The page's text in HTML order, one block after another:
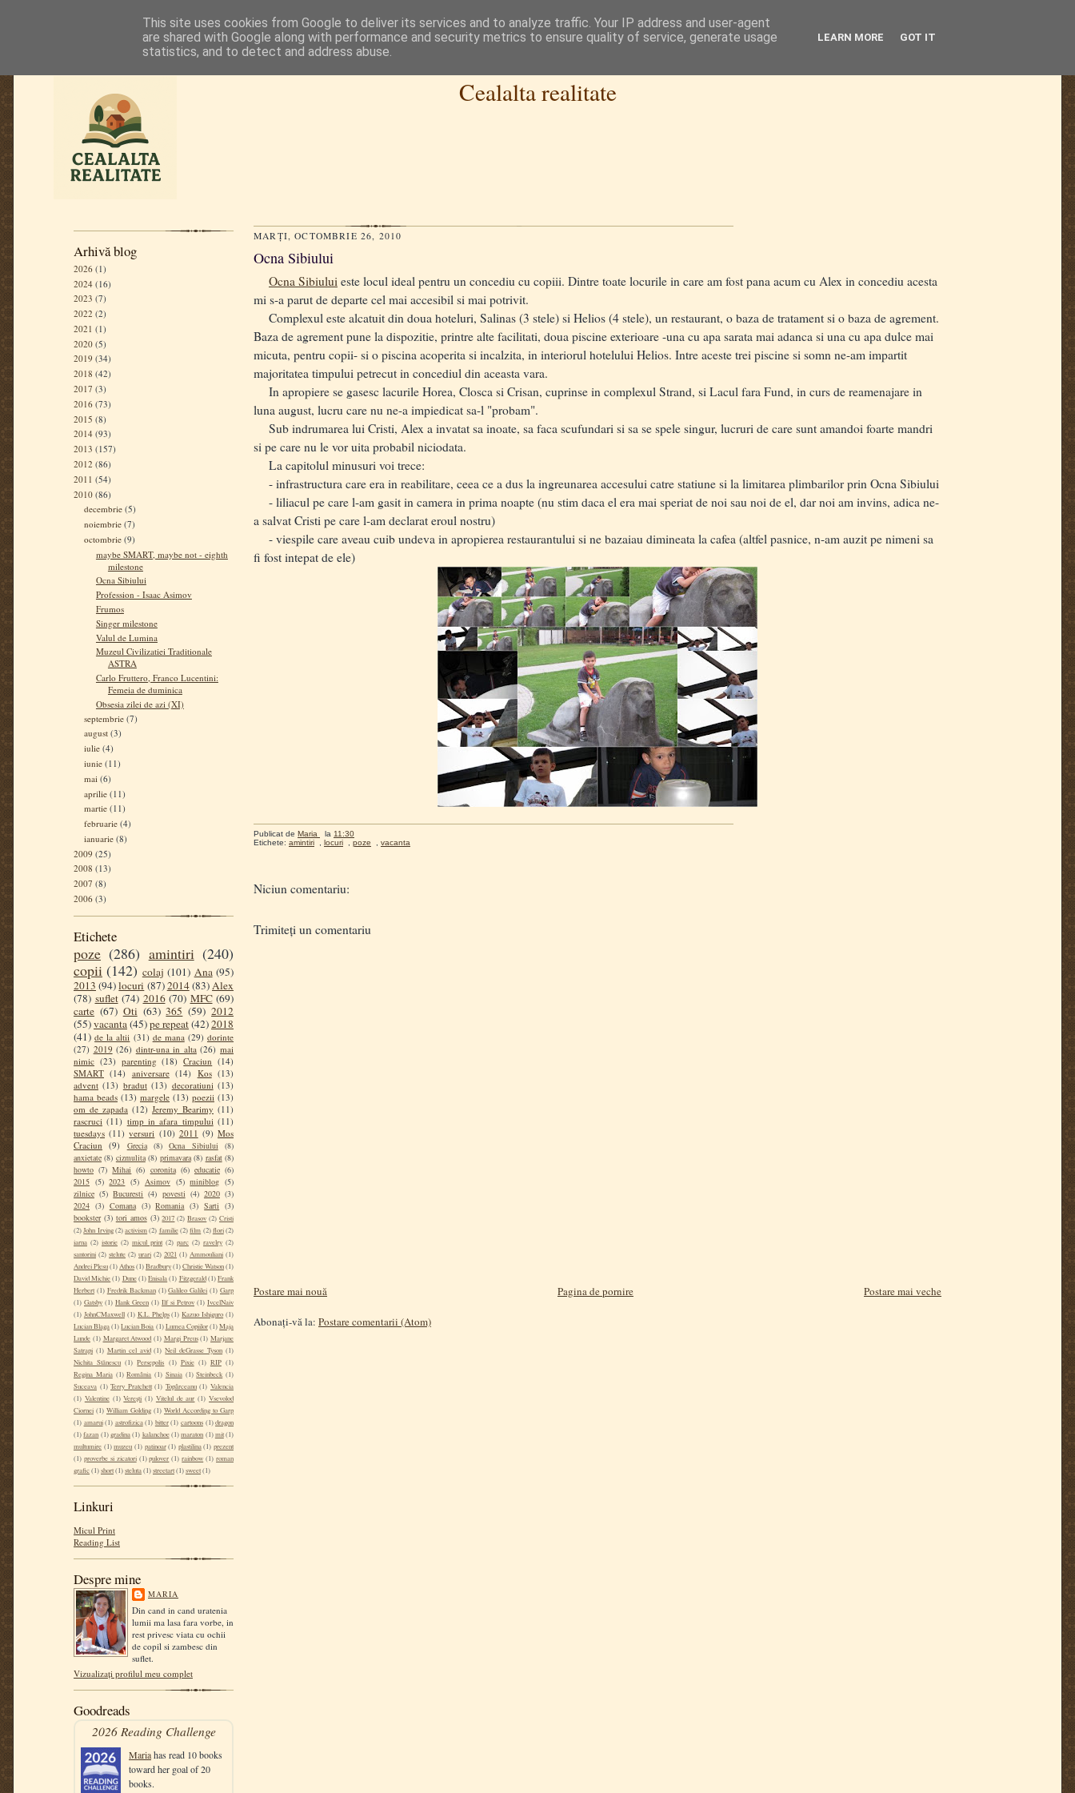
Cealalta realitate
Arhivă blog
2026 (1)
2024 (16)
2023 (7)
2022 (2)
2021 (1)
2020 (5)
2019 (34)
2018 (42)
2017 (3)
2016 (73)
2015 (8)
2014 (93)
2013 (157)
2012 (86)
2011 (54)
2010 (86)
decembrie (5)
noiembrie (7)
octombrie (9)
maybe SMART, maybe not - eighth
milestone
Ocna Sibiului
Profession - Isaac Asimov
Frumos
Singer milestone
Valul de Lumina
Muzeul Civilizatiei Traditionale
ASTRA
Carlo Fruttero, Franco Lucentini:
Femeia de duminica
Obsesia zilei de azi (XI)
septembrie (7)
august (3)
iulie (4)
iunie (11)
mai (6)
aprilie (11)
martie (11)
februarie (4)
ianuarie (8)
2009 (25)
2008 (13)
2007 (8)
2006 (3)
Etichete
poze (286) amintiri (240)
copii (142) colaj (101) Ana (95)
2013 (94)locuri (87)2014(83)Alex
(78) suflet (74) 2016 (70) MFC (69)
carte (67) Oti (63) 365 (59) 2012
(55)vacanta(45)pe repeat(42)2018
(41) de la altii (31) de mana (29) dorinte
(27) 2019 (26) dintr-una in alta (26) mai
nimic (23) parenting (18) Craciun (14)
SMART (14) aniversare (14) Kos (13)
advent (13) bradut (13) decoratiuni (13)
hama beads (13) margele (13) poezii (13)
om de zapada (12) Jeremy Bearimy (11)
rascruci (11) timp in afara timpului (11)
tuesdays (11) versuri (10) 2011 (9) Mos
Craciun
(9) Grecia (8) Ocna Sibiului
(8)
anxietate (8) cizmulita (8) primavara (8) rasfat (8)
howto (7) Mihai (6) coronita (6) educatie (6)
2015 (5) 2023 (5) Asimov (5) miniblog (5)
zilnice (5) Bucuresti (4) povesti (4) 2020 (3)
2024 (3) Comana (3) Romania (3) Sarti (3)
bookster (3) tori amos (3) 2017 (2) Brasov (2) Cristi
(2)John Irving (2)activism (2) familie(2)film (2) flori(2)
iarna (2) istorie (2) micul print (2) parc (2) ravelry (2)
santorini (2) stelute (2) urari (2) 2021 (1) Ammouliani (1)
Andrei Plesu(1)Athos(1)Bradbury(1)Christie Watson(1)
David Michie (1) Dune(1)Enisala (1) Fitzgerald(1)Frank
Herbert (1) Fredrik Backman (1) Galileo Galilei (1) Garp
(1) Gatsby (1) Hank Green (1) Ilf si Petrov (1) IvcelNaiv
(1) JohnCMaxwell (1) K.L. Phelps (1) Kazuo Ishiguro (1)
Lucian Blaga(1)Lucian Boia (1)Lumea Copiilor(1)Maja
Lunde (1) Margaret Atwood (1) Margi Preus (1) Marjane
Satrapi (1) Martin cel avid (1) Neil deGrasse Tyson (1)
Nichita Stănescu (1) Persepolis (1) Pixie (1) RIP (1)
Regina Maria (1) România (1) Sinaia (1) Steinbeck (1)
Suceava (1) Terry Pratchett (1) Topârceanu (1) Valencia
(1) Valentine (1) Verești (1) Vitelul de aur (1) Vsevolod
Ciornei (1) William Golding (1) World According to Garp
(1) amarui (1) astrofizica (1) bitter (1) cartoons (1) dragon
(1)fazan (1)gradina(1) kalanchoe (1)maraton (1) mit(1)
multumire (1) muzeu (1) patinoar (1) plastilina (1) prezent
(1) proverbe si zicatori (1) pulover (1) rainbow (1) roman
grafic(1)short(1)steluta(1)streetart(1)sweet(1)
Linkuri
Micul Print
Reading List
Despre mine
MARIA
Din cand in cand uratenia
lumii ma lasa fara vorbe, in
rest privesc viata cu ochii
de copil si zambesc din
suflet.
Vizualizați profilul meu complet
Goodreads
2026 Reading Challenge
Mariahas read 10 books
toward her goal of 20
books.
MARȚI, OCTOMBRIE 26, 2010
Ocna Sibiului
Ocna Sibiului este locul ideal pentru un concediu cu copiii. Dintre toate locurile in care am fost pana acum cu Alex in concediu acesta
mi s-a parut de departe cel mai accesibil si mai potrivit.
Complexul este alcatuit din doua hoteluri, Salinas (3 stele) si Helios (4 stele), un restaurant, o baza de tratament si o baza de agrement.
Baza de agrement pune la dispozitie, printre alte facilitati, doua piscine exterioare -una cu apa sarata mai adanca si una cu apa dulce mai
micuta, pentru copii- si o piscina acoperita si incalzita, in interiorul hotelului Helios. Intre aceste trei piscine si somn ne-am impartit
majoritatea timpului petrecut in concediul din aceasta vara.
In apropiere se gasesc lacurile Horea, Closca si Crisan, cuprinse in complexul Strand, si Lacul fara Fund, in curs de reamenajare in
luna august, lucru care nu ne-a impiedicat sa-l "probam".
Sub indrumarea lui Cristi, Alex a invatat sa inoate, sa faca scufundari si sa se spele singur, lucruri de care sunt amandoi foarte mandri
si pe care nu le vor uita probabil niciodata.
La capitolul minusuri voi trece:
- infrastructura care era in reabilitare, ceea ce a dus la ingreunarea accesului catre statiune si la limitarea plimbarilor prin Ocna Sibiului
- liliacul pe care l-am gasit in camera in prima noapte (nu stim daca el era mai speriat de noi sau noi de el, dar noi am invins, adica ne-
a salvat Cristi pe care l-am declarat eroul nostru)
- viespile care aveau cuib undeva in apropierea restaurantului si ne bazaiau dimineata la cafea (altfel pasnice, n-am auzit pe nimeni sa
fi fost intepat de ele)
Publicat de Maria la 11:30
Etichete: amintiri , locuri , poze , vacanta
Niciun comentariu:
Trimiteți un comentariu
Postare mai nouă Postare mai veche
Pagina de pornire
Abonați-vă la: Postare comentarii (Atom)
This site uses cookies from Google to deliver its services and to analyze traffic. Your IP address and user-agent
are shared with Google along with performance and security metrics to ensure quality of service, generate usage
statistics, and to detect and address abuse.
LEARN MORE GOT IT